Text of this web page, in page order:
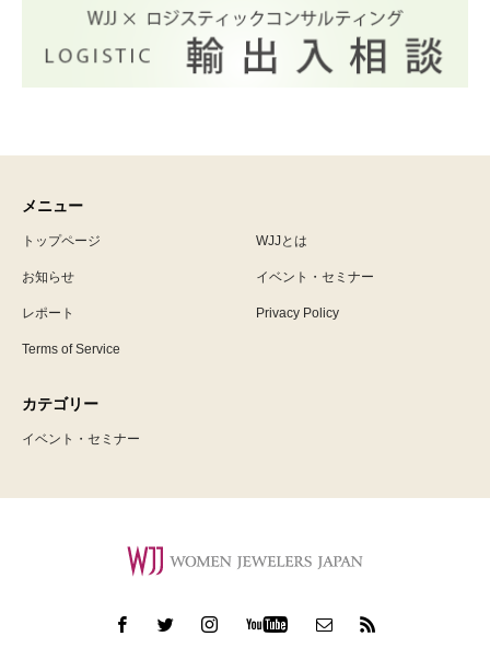
メニュー
トップページ WJJとは
お知らせ イベント・セミナー
レポート Privacy Policy
Terms of Service
カテゴリー
イベント・セミナー